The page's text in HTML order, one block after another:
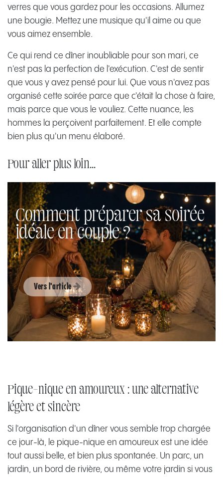
verres que vous gardez pour les occasions. Allumez
une bougie. Mettez une musique qu'il aime ou que
vous aimez ensemble.
Ce qui rend ce dîner inoubliable pour son mari, ce
n'est pas la perfection de l'exécution. C'est de sentir
que vous y avez pensé pour lui. Que vous n'avez pas
organisé cette soirée parce que c'était la chose à faire,
mais parce que vous le vouliez. Cette nuance, les
hommes la perçoivent parfaitement. Et elle compte
bien plus qu'un menu élaboré.
Pour aller plus loin...
Comment préparer sa soirée
idéale en couple ?
Vers l'article
Pique-nique en amoureux : une alternative
légère et sincère
Si l'organisation d'un dîner vous semble trop chargée
ce jour-là, le pique-nique en amoureux est une idée
tout aussi belle, et bien plus spontanée. Un parc, un
jardin, un bord de rivière, ou même votre jardin si vous